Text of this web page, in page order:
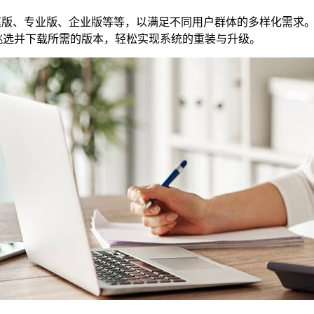
、专业版、企业版等等，以满足不同用户群体的多样化需求
并下载所需的版本，轻松实现系统的重装与升级。